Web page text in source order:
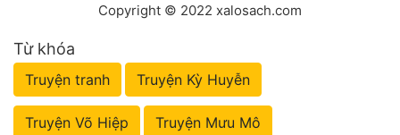
Copyright © 2022 xalosach.com
Từ khóa
Truyện tranh Truyện Kỳ Huyễn
Truyện Võ Hiệp Truyện Mưu Mô